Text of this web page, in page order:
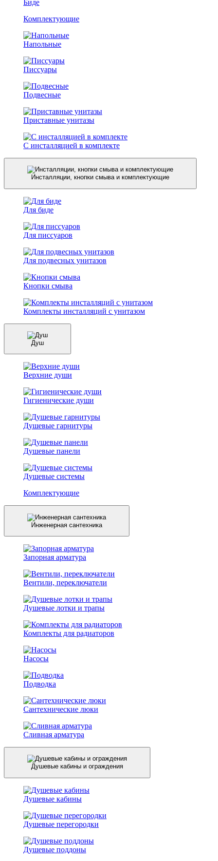
Биде
Комплектующие
Напольные
Писсуары
Подвесные
Приставные унитазы
С инсталляцией в комплекте
Инсталляции, кнопки смыва и комплектующие
Для биде
Для писсуаров
Для подвесных унитазов
Кнопки смыва
Комплекты инсталляций с унитазом
Душ
Верхние души
Гигиенические души
Душевые гарнитуры
Душевые панели
Душевые системы
Комплектующие
Инженерная сантехника
Запорная арматура
Вентили, переключатели
Душевые лотки и трапы
Комплекты для радиаторов
Насосы
Подводка
Сантехнические люки
Сливная арматура
Душевые кабины и ограждения
Душевые кабины
Душевые перегородки
Душевые поддоны